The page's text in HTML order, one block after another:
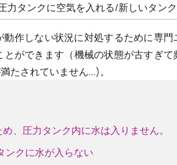
力タンクに空気を入れる/新しいタン
作しない状況に対処するために専
とができます（機械の状態が古すぎて
たされていません...)。
、圧力タンク内に水は入りません。
ンクに水が入らない